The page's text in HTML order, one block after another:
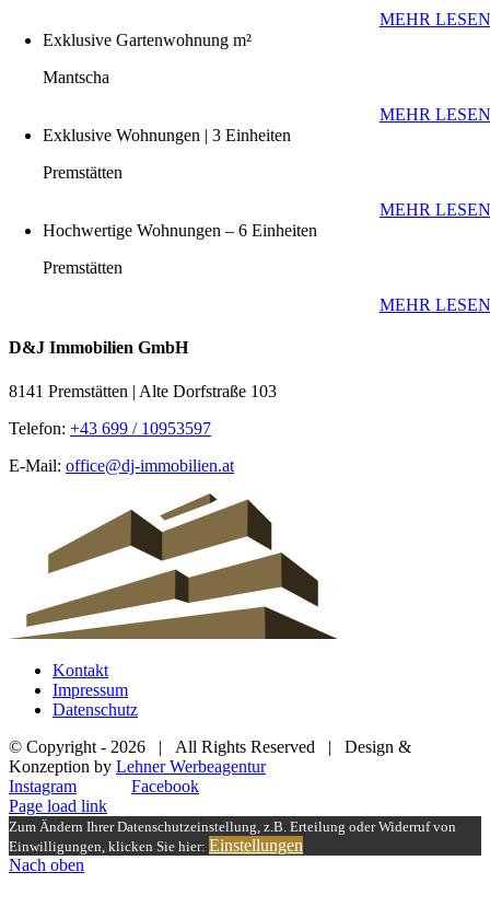
MEHR LESEN
Exklusive Gartenwohnung m²
Mantscha
MEHR LESEN
Exklusive Wohnungen | 3 Einheiten
Premstätten
MEHR LESEN
Hochwertige Wohnungen – 6 Einheiten
Premstätten
MEHR LESEN
D&J Immobilien GmbH
8141 Premstätten | Alte Dorfstraße 103
Telefon: +43 699 / 10953597
E-Mail: office@dj-immobilien.at
Kontakt
Impressum
Datenschutz
© Copyright - 2026 | All Rights Reserved | Design &
Konzeption by Lehner Werbeagentur
Instagram
Facebook
Page load link
Zum Ändern Ihrer Datenschutzeinstellung, z.B. Erteilung oder Widerruf von
Einwilligungen, klicken Sie hier: Einstellungen
Nach oben